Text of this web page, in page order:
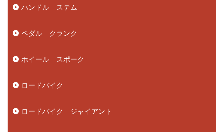
ハンドル ステム
ペダル クランク
ホイール スポーク
ロードバイク
ロードバイク ジャイアント